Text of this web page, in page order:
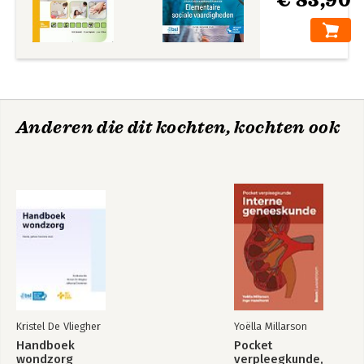
Anderen die dit kochten, kochten ook
Kristel De Vliegher
Handboek
wondzorg
Yoëlla Millarson
Pocket
verpleegkunde,